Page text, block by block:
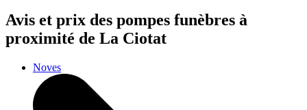
Avis et prix des pompes funèbres à
proximité de La Ciotat
Noves